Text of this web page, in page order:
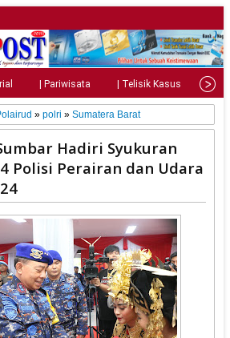
| Pariwisata | Telisik Kasus |
»polri »Sumatera Barat
Hadiri Syukuran
Polisi Perairan dan Udara